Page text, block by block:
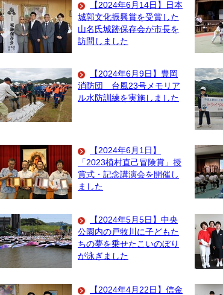
【2024年6月14日】日本
城郭文化振興賞を受賞した
山名氏城跡保存会が市長を
訪問しました
【2024年6月9日】豊岡
消防団 台風23号メモリア
ル水防訓練を実施しました
【2024年6月1日】
「2023植村直己冒険賞」授
賞式・記念講演会を開催し
ました
【2024年5月5日】中央
公園内の戸牧川に子どもた
ちの夢を乗せたこいのぼり
が泳ぎました
【2024年4月22日】信金